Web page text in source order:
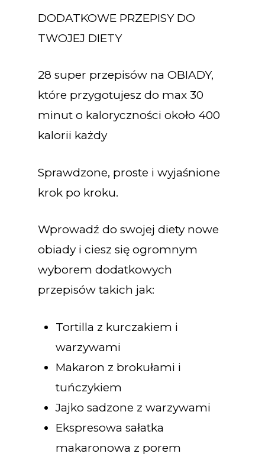
DODATKOWE PRZEPISY DO
TWOJEJ DIETY
28 super przepisów na OBIADY,
które przygotujesz do max 30
minut o kaloryczności około 400
kalorii każdy
Sprawdzone, proste i wyjaśnione
krok po kroku.
Wprowadź do swojej diety nowe
obiady i ciesz się ogromnym
wyborem dodatkowych
przepisów takich jak:
Tortilla z kurczakiem i
warzywami
Makaron z brokułami i
tuńczykiem
Jajko sadzone z warzywami
Ekspresowa sałatka
makaronowa z porem